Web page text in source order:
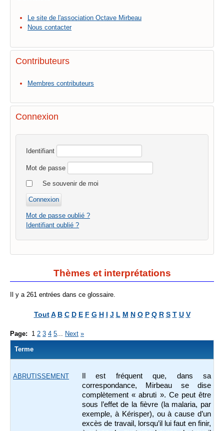
Le site de l'association Octave Mirbeau
Nous contacter
Contributeurs
Membres contributeurs
Connexion
Identifiant
Mot de passe
Se souvenir de moi
Mot de passe oublié ?
Identifiant oublié ?
Thèmes et interprétations
Il y a 261 entrées dans ce glossaire.
Tout A B C D E F G H I J L M N O P Q R S T U V
Page: 1 2 3 4 5... Next »
Terme
ABRUTISSEMENT
Il est fréquent que, dans sa
correspondance, Mirbeau se dise
complètement « abruti ». Ce peut être
sous l’effet de la fièvre (la malaria, par
exemple, à Kérisper), ou à cause d’un
excès de travail, lorsqu’il lui faut en finir,